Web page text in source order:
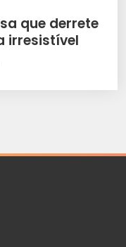
que derrete
irresistível